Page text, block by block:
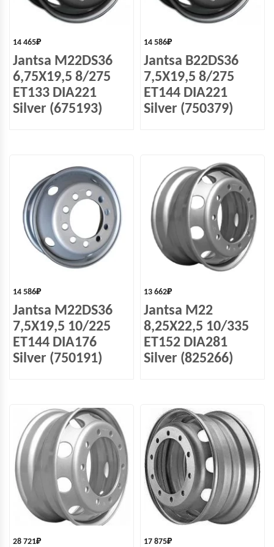
14 465₽
Jantsa M22DS36
6,75X19,5 8/275
ET133 DIA221
Silver (675193)
14 586₽
Jantsa B22DS36
7,5X19,5 8/275
ET144 DIA221
Silver (750379)
14 586₽
Jantsa M22DS36
7,5X19,5 10/225
ET144 DIA176
Silver (750191)
13 662₽
Jantsa M22
8,25X22,5 10/335
ET152 DIA281
Silver (825266)
28 721₽ 17 875₽